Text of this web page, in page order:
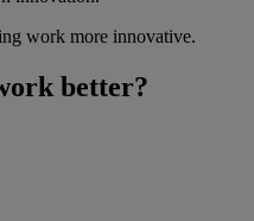
work more innovative.
better?